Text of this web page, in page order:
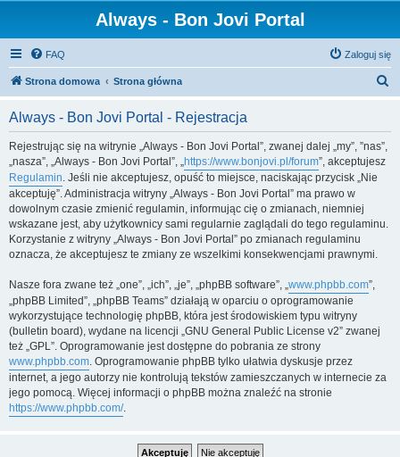
Always - Bon Jovi Portal
FAQ Zaloguj się
Strona domowa Strona główna
Always - Bon Jovi Portal - Rejestracja
Rejestrując się na witrynie „Always - Bon Jovi Portal”, zwanej dalej „my”, ”nas”,
„nasza”, „Always - Bon Jovi Portal”, „https://www.bonjovi.pl/forum”, akceptujesz
Regulamin. Jeśli nie akceptujesz, opuść to miejsce, naciskając przycisk „Nie
akceptuję”. Administracja witryny „Always - Bon Jovi Portal” ma prawo w
dowolnym czasie zmienić regulamin, informując cię o zmianach, niemniej
wskazane jest, aby użytkownicy sami regularnie zaglądali do tego regulaminu.
Korzystanie z witryny „Always - Bon Jovi Portal” po zmianach regulaminu
oznacza, że akceptujesz te zmiany ze wszelkimi konsekwencjami prawnymi.
Nasze fora zwane też „one”, „ich”, „je”, „phpBB software”, „www.phpbb.com”,
„phpBB Limited”, „phpBB Teams” działają w oparciu o oprogramowanie
wykorzystujące technologię phpBB, która jest środowiskiem typu witryny
(bulletin board), wydane na licencji „GNU General Public License v2” zwanej
też „GPL”. Oprogramowanie jest dostępne do pobrania ze strony
www.phpbb.com. Oprogramowanie phpBB tylko ułatwia dyskusje przez
internet, a jego autorzy nie kontrolują tekstów zamieszczanych w internecie za
jego pomocą. Więcej informacji o phpBB można znaleźć na stronie
https://www.phpbb.com/.